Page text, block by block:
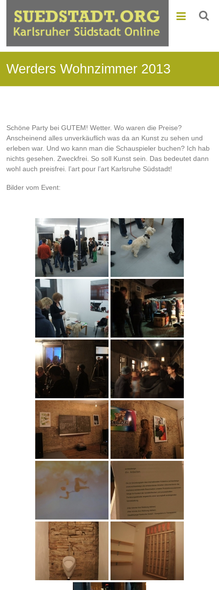
Werders Wohnzimmer 2013
Schöne Party bei GUTEM! Wetter. Wo waren die Preise?
Anscheinend alles unverkäuflich was da an Kunst zu sehen und
erleben war. Und wo kann man die Schauspieler buchen? Ich hab
nichts gesehen. Zweckfrei. So soll Kunst sein. Das bedeutet dann
wohl auch preisfrei. l’art pour l’art Karlsruhe Südstadt!
Bilder vom Event: